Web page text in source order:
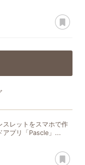
スレットをスマホで作
アプリ「Pascle」...